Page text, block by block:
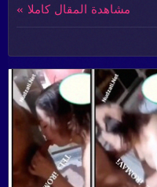
مشاهدة المقال كاملا »